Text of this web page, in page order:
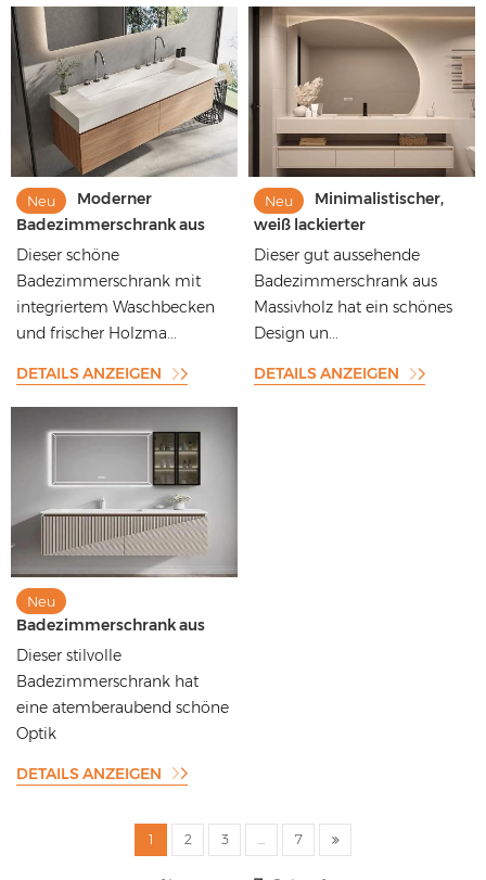
Neu
Moderner
Badezimmerschrank aus
massivem Holz mit
und integriertem
Waschbecken
Dieser schöne
Badezimmerschrank mit
integriertem Waschbecken
und frischer Holzma...
DETAILS ANZEIGEN
Neu
Minimalistischer,
weiß lackierter
Badezimmerschrank aus
Massivholz mit integrierter
Arbeitsplatte aus
gesintertem Stein
Dieser gut aussehende
Badezimmerschrank aus
Massivholz hat ein schönes
Design un...
DETAILS ANZEIGEN
Neu
Badezimmerschrank aus
Holz mit geometrischer
im modernen Stil
Dieser stilvolle
Badezimmerschrank hat
eine atemberaubend schöne
Optik
DETAILS ANZEIGEN
1 2 3 7